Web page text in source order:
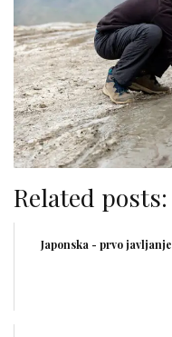
Related posts:
Japonska - prvo javljanje